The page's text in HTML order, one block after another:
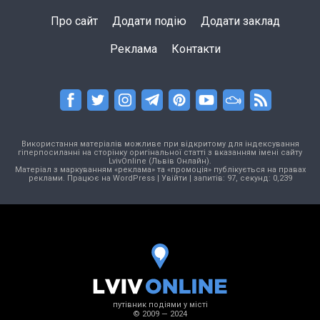
Про сайт Додати подію Додати заклад
Реклама Контакти
Використання матеріалів можливе при відкритому для індексування
гіперпосиланні на сторінку оригінальної статті з вказанням імені сайту
LvivOnline (Львів Онлайн).
Матеріал з маркуванням «реклама» та «промоція» публікується на правах
реклами. Працює на WordPress| Увійти | запитів: 97, секунд: 0,239
путівник подіями у місті
© 2009 — 2024